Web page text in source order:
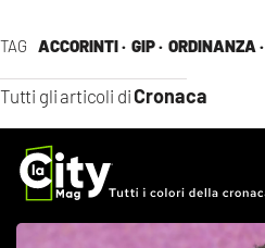
TAG ACCORINTI · GIP · ORDINANZA ·
Tutti gli articoli diCronaca